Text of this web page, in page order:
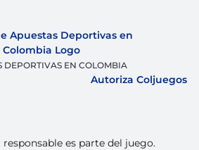
DEPORTIVAS EN COLOMBIA
responsable es parte del juego.